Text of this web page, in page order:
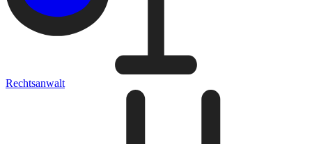
Rechtsanwalt